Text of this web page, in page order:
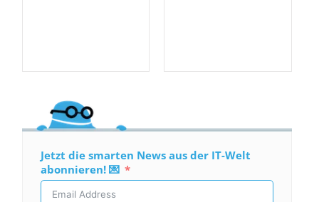
Jetzt die smarten News aus der IT-Welt
abonnieren! 💌